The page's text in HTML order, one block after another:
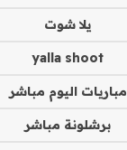
يلا شوت
yalla shoot
مباريات اليوم مباشر
برشلونة مباشر